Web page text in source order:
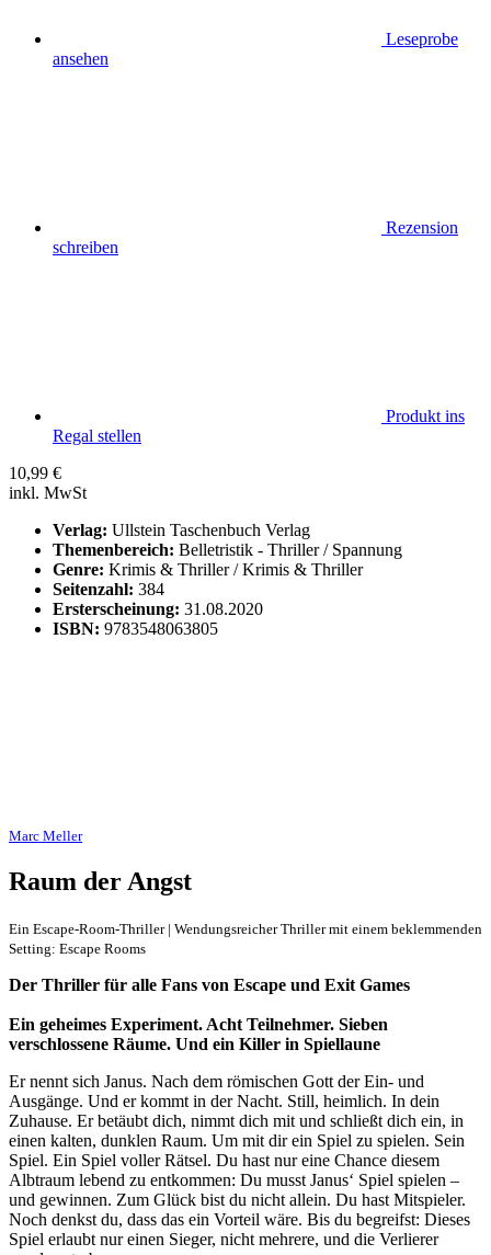
Leseprobe
ansehen
Rezension
schreiben
Produkt ins
Regal stellen
10,99 €
inkl. MwSt
Verlag: Ullstein Taschenbuch Verlag
Themenbereich: Belletristik - Thriller / Spannung
Genre: Krimis & Thriller / Krimis & Thriller
Seitenzahl: 384
Ersterscheinung: 31.08.2020
ISBN: 9783548063805
Marc Meller
Raum der Angst
Ein Escape-Room-Thriller | Wendungsreicher Thriller mit einem beklemmenden
Setting: Escape Rooms
Der Thriller für alle Fans von Escape und Exit Games
Ein geheimes Experiment. Acht Teilnehmer. Sieben
verschlossene Räume. Und ein Killer in Spiellaune
Er nennt sich Janus. Nach dem römischen Gott der Ein- und
Ausgänge. Und er kommt in der Nacht. Still, heimlich. In dein
Zuhause. Er betäubt dich, nimmt dich mit und schließt dich ein, in
einen kalten, dunklen Raum. Um mit dir ein Spiel zu spielen. Sein
Spiel. Ein Spiel voller Rätsel. Du hast nur eine Chance diesem
Albtraum lebend zu entkommen: Du musst Janus‘ Spiel spielen –
und gewinnen. Zum Glück bist du nicht allein. Du hast Mitspieler.
Noch denkst du, dass das ein Vorteil wäre. Bis du begreifst: Dieses
Spiel erlaubt nur einen Sieger, nicht mehrere, und die Verlierer